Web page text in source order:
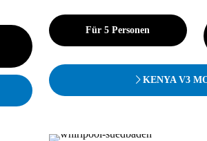
Für 5 Personen
KENYA V3